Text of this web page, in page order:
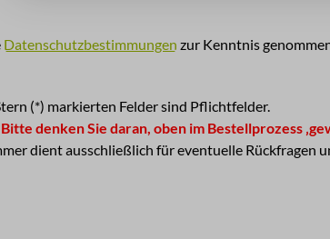
Datenschutzbestimmungen zur Kenntnis
(*) markierten Felder sind Pflichtfelder.
denken Sie daran, oben im Bestellprozess
dient ausschließlich für eventuelle Rückfragen